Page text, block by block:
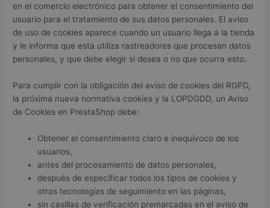
en el comercio electrónico para obtener el consentimiento del
usuario para el tratamiento de sus datos personales. El aviso
de uso de cookies aparece cuando un usuario llega a la tienda
y le informa que esta utiliza rastreadores que procesan datos
personales, y que debe elegir si desea o no que ocurra esto.
Para cumplir con la obligación del aviso de cookies del RGPD,
la próxima nueva normativa cookies y la LOPDGDD, un Aviso
de Cookies en PrestaShop debe:
Obtener el consentimiento claro e inequívoco de los
usuarios,
antes del procesamiento de datos personales,
después de especificar todos los tipos de cookies y
otras tecnologías de seguimiento en las páginas,
sin casillas de verificación premarcadas en el aviso de